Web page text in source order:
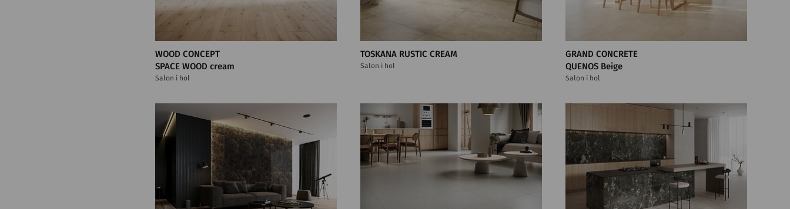
WOOD CONCEPT
SPACE WOOD cream
Salon i hol
TOSKANA RUSTIC CREAM
Salon i hol
GRAND CONCRETE
QUENOS Beige
Salon i hol